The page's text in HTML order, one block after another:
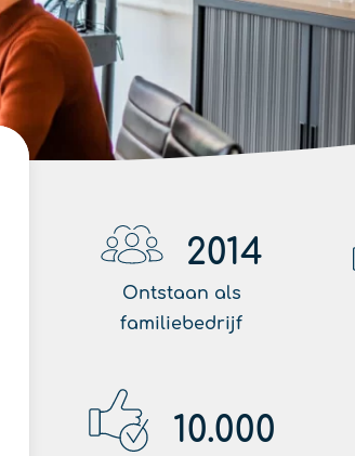
2014
Ontstaan als
familiebedrijf
10.000